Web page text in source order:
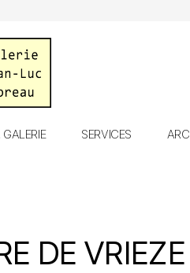
Galerie
Jean-
SERVICES
DE VRIEZE